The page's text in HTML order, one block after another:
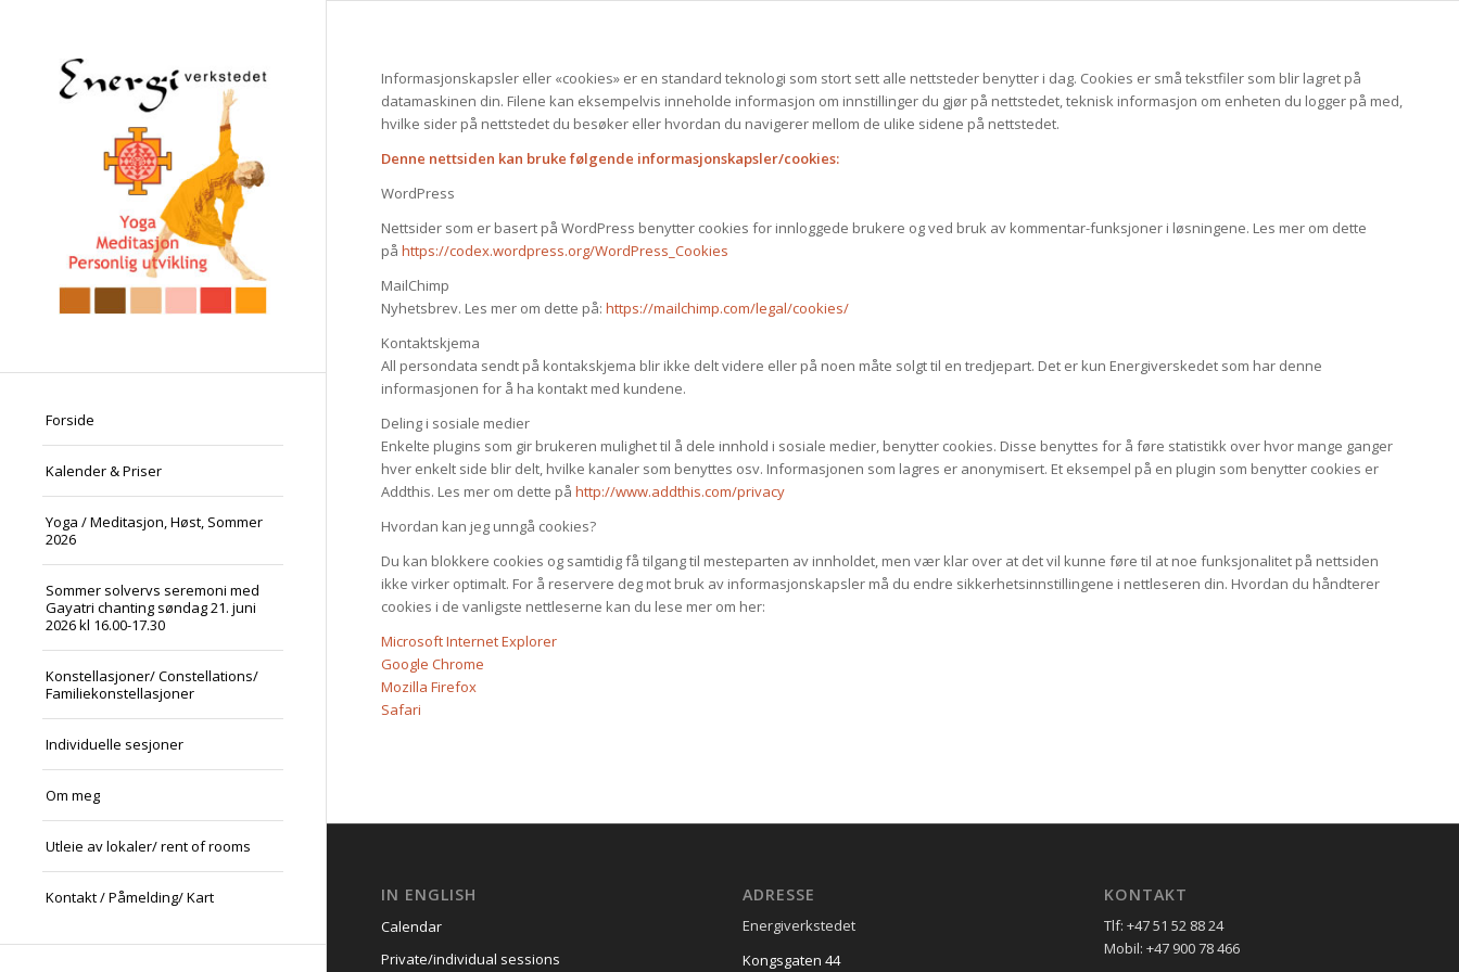
Forside
Kalender & Priser
Yoga / Meditasjon, Høst, Sommer
2026
Sommer solvervs seremoni med
Gayatri chanting søndag 21. juni
2026 kl 16.00-17.30
Konstellasjoner/ Constellations/
Familiekonstellasjoner
Individuelle sesjoner
Om meg
Utleie av lokaler/ rent of rooms
Kontakt / Påmelding/ Kart
Informasjonskapsler eller «cookies» er en standard teknologi som stort sett alle nettsteder benytter i dag. Cookies er små tekstfiler som blir lagret på
datamaskinen din. Filene kan eksempelvis inneholde informasjon om innstillinger du gjør på nettstedet, teknisk informasjon om enheten du logger på med,
hvilke sider på nettstedet du besøker eller hvordan du navigerer mellom de ulike sidene på nettstedet.
Denne nettsiden kan bruke følgende informasjonskapsler/cookies:
WordPress
Nettsider som er basert på WordPress benytter cookies for innloggede brukere og ved bruk av kommentar-funksjoner i løsningene. Les mer om dette
på https://codex.wordpress.org/WordPress_Cookies
MailChimp
Nyhetsbrev. Les mer om dette på: https://mailchimp.com/legal/cookies/
Kontaktskjema
All persondata sendt på kontakskjema blir ikke delt videre eller på noen måte solgt til en tredjepart. Det er kun Energiverskedet som har denne
informasjonen for å ha kontakt med kundene.
Deling i sosiale medier
Enkelte plugins som gir brukeren mulighet til å dele innhold i sosiale medier, benytter cookies. Disse benyttes for å føre statistikk over hvor mange ganger
hver enkelt side blir delt, hvilke kanaler som benyttes osv. Informasjonen som lagres er anonymisert. Et eksempel på en plugin som benytter cookies er
Addthis. Les mer om dette på http://www.addthis.com/privacy
Hvordan kan jeg unngå cookies?
Du kan blokkere cookies og samtidig få tilgang til mesteparten av innholdet, men vær klar over at det vil kunne føre til at noe funksjonalitet på nettsiden
ikke virker optimalt. For å reservere deg mot bruk av informasjonskapsler må du endre sikkerhetsinnstillingene i nettleseren din. Hvordan du håndterer
cookies i de vanligste nettleserne kan du lese mer om her:
Microsoft Internet Explorer
Google Chrome
Mozilla Firefox
Safari
IN ENGLISH
Calendar
Private/individual sessions
ADRESSE
Energiverkstedet
Kongsgaten 44
KONTAKT
Tlf: +47 51 52 88 24
Mobil: +47 900 78 466